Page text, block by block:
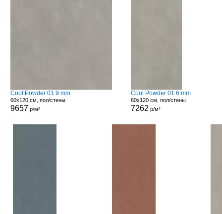
Cool Powder 01 9 mm
60x120 см, пол/стены
9657 р/м²
Cool Powder 01 6 mm
60x120 см, пол/стены
7262 р/м²